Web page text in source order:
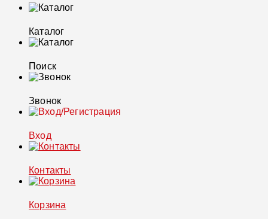
Каталог
Поиск
Звонок
Вход
Контакты
Корзина